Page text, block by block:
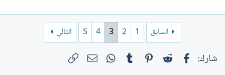
المطرب عزيز عثمان ( اسم الشهرة محمود
بلاليكا) من الباب للباب!" مربوط ع الدرجة
الثامنة/ والناس درجات" وليس له أحباب ولا
أصحاب! إلى أن اشتعل...
السابق 1
2
3
4
5 التالي
شارك: فيسبوك Reddit
Pinterest
Tumblr
WhatsAppالبريد الإلكتروني